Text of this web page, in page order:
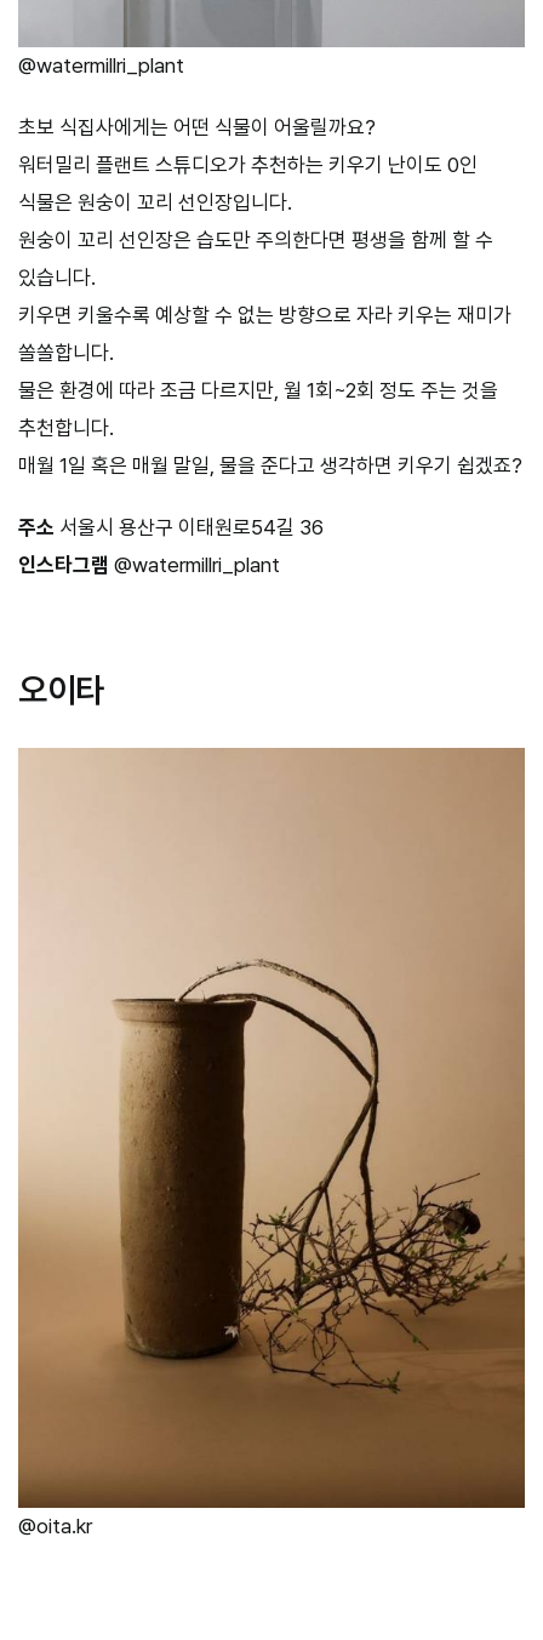
@watermillri_plant
초보 식집사에게는 어떤 식물이 어울릴까요?
워터밀리 플랜트 스튜디오가 추천하는 키우기 난이도 0인
식물은 원숭이 꼬리 선인장입니다.
원숭이 꼬리 선인장은 습도만 주의한다면 평생을 함께 할 수
있습니다.
키우면 키울수록 예상할 수 없는 방향으로 자라 키우는 재미가
쏠쏠합니다.
물은 환경에 따라 조금 다르지만, 월 1회~2회 정도 주는 것을
추천합니다.
매월 1일 혹은 매월 말일, 물을 준다고 생각하면 키우기 쉽겠죠?
주소 서울시 용산구 이태원로54길 36
인스타그램 @watermillri_plant
오이타
@oita.kr